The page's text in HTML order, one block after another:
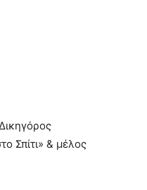
Σπίτι» & μέλος